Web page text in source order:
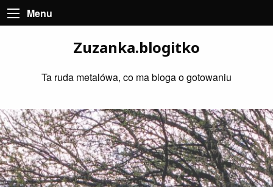
Menu
Zuzanka.blogitko
Ta ruda metalówa, co ma bloga o gotowaniu